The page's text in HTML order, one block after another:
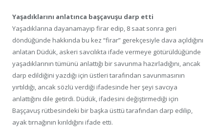
Yaşadıklarını anlatınca başçavuşu darp etti
Yaşadıklarına dayanamayıp firar edip, 8 saat sonra geri
döndüğünde hakkında bu kez “firar” gerekçesiyle dava açıldığını
anlatan Düdük, askeri savcılıkta ifade vermeye götürüldüğünde
yaşadıklarının tümünü anlattığı bir savunma hazırladığını, ancak
darp edildiğini yazdığı için üstleri tarafından savunmasının
yırtıldığı, ancak sözlü verdiği ifadesinde her şeyi savcıya
anlattığını dile getirdi. Düdük, ifadesini değiştirmediği için
Başçavuş rütbesindeki bir başka üsttü tarafından darp edilip,
ayak tırnağının kırıldığını ifade etti.